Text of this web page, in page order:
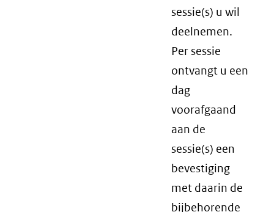
sessie(s) u wil
deelnemen.
Per sessie
ontvangt u een
dag
voorafgaand
aan de
sessie(s) een
bevestiging
met daarin de
bijbehorende